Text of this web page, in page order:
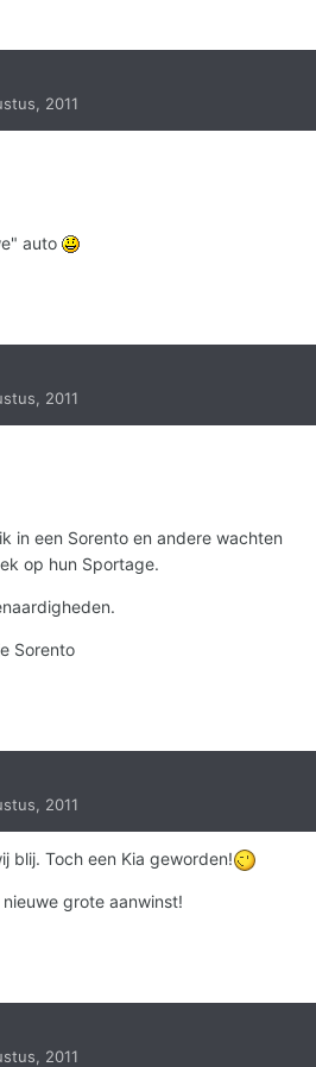
2011
auto
2011
in een Sorento en andere wachten
op hun Sportage.
Sorento
2011
blij. Toch een Kia geworden!
grote aanwinst!
2011